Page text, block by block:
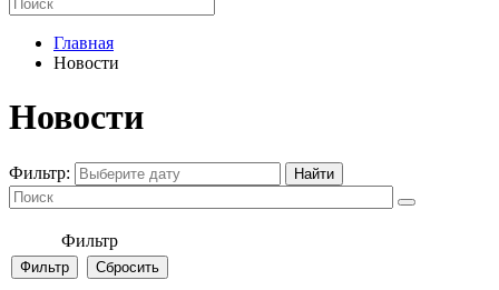
Главная
Новости
Новости
Фильтр:
Фильтр